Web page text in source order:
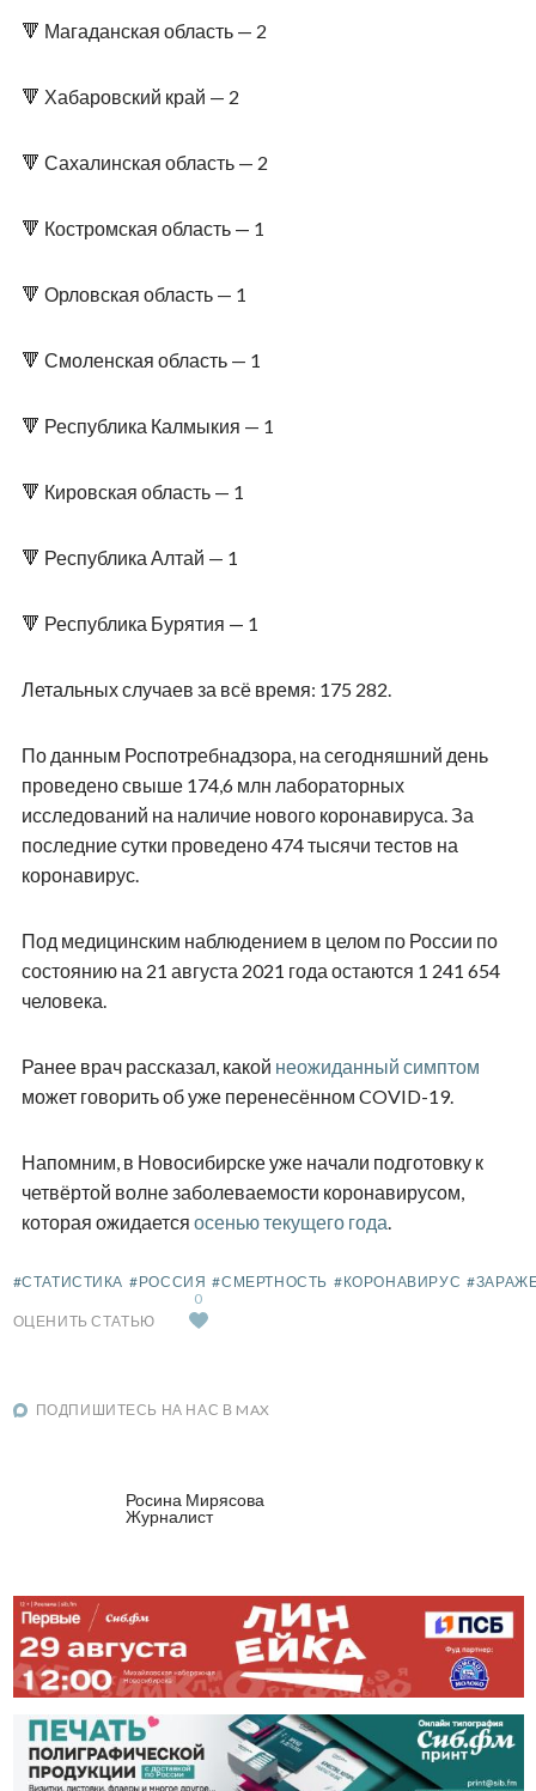
🔻 Магаданская область — 2
🔻 Хабаровский край — 2
🔻 Сахалинская область — 2
🔻 Костромская область — 1
🔻 Орловская область — 1
🔻 Смоленская область — 1
🔻 Республика Калмыкия — 1
🔻 Кировская область — 1
🔻 Республика Алтай — 1
🔻 Республика Бурятия — 1
Летальных случаев за всё время: 175 282.
По данным Роспотребнадзора, на сегодняшний день
проведено свыше 174,6 млн лабораторных
исследований на наличие нового коронавируса. За
последние сутки проведено 474 тысячи тестов на
коронавирус.
Под медицинским наблюдением в целом по России по
состоянию на 21 августа 2021 года остаются 1 241 654
человека.
Ранее врач рассказал, какой неожиданный симптом
может говорить об уже перенесённом COVID-19.
Напомним, в Новосибирске уже начали подготовку к
четвёртой волне заболеваемости коронавирусом,
которая ожидается осенью текущего года.
#СТАТИСТИКА #РОССИЯ #СМЕРТНОСТЬ #КОРОНАВИРУС
ОЦЕНИТЬ СТАТЬЮ
0
ПОДПИШИТЕСЬ НА НАС В MAX
Росина Мирясова
Журналист